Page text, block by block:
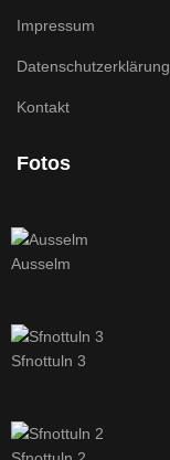
Impressum
Datenschutzerklärung
Kontakt
Fotos
Ausselm
Sfnottuln 3